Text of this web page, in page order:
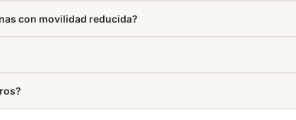
con movilidad reducida?